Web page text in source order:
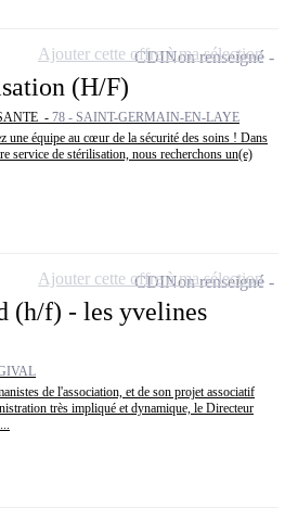
(H/F)
- 78 - SAINT-GERMAIN-EN-LAYE
une équipe au cœur de la sécurité des soins ! Dans
service de stérilisation, nous recherchons un(e)
CDINon renseigné
Ajouter cette offre à ma sélection
(h/f) - les yvelines
de l'association, et de son projet associatif
très impliqué et dynamique, le Directeur
CDINon renseigné
Ajouter cette offre à ma sélection